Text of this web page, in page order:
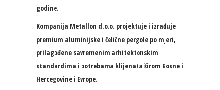
godine.
Kompanija Metallon d.o.o. projektuje i izrađuje
premium aluminijske i čelične pergole po mjeri,
prilagođene savremenim arhitektonskim
standardima i potrebama klijenata širom Bosne i
Hercegovine i Evrope.